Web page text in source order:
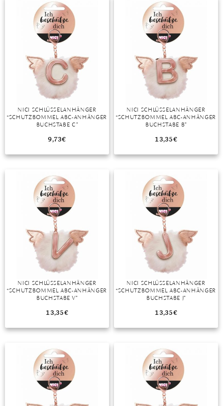
ZIRKON
NICI SCHLÜSSELANHÄNGER
“SCHUTZBOMMEL ABC-ANHÄNGER
BUCHSTABE C”
9,73€
NICI SCHLÜSSELANHÄNGER
“SCHUTZBOMMEL ABC-ANHÄNGER
BUCHSTABE B”
13,35€
NICI SCHLÜSSELANHÄNGER
“SCHUTZBOMMEL ABC-ANHÄNGER
BUCHSTABE V”
13,35€
NICI SCHLÜSSELANHÄNGER
“SCHUTZBOMMEL ABC-ANHÄNGER
BUCHSTABE J”
13,35€